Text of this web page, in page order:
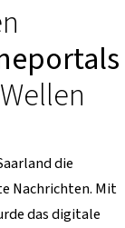
die
Nachrichten. Mit
Link führt zu
das digitale